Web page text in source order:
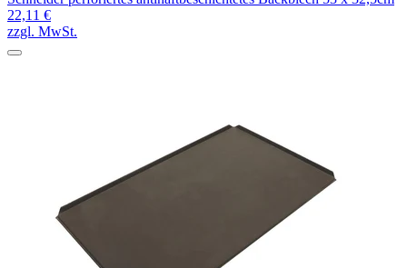
22,11 €
zzgl. MwSt.